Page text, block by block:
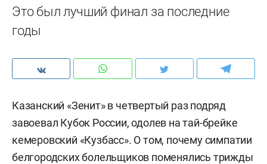
Это был лучший финал за последние
годы
Казанский «Зенит» в четвертый раз подряд
завоевал Кубок России, одолев на тай-брейке
кемеровский «Кузбасс». О том, почему симпатии
белгородских болельщиков поменялись трижды